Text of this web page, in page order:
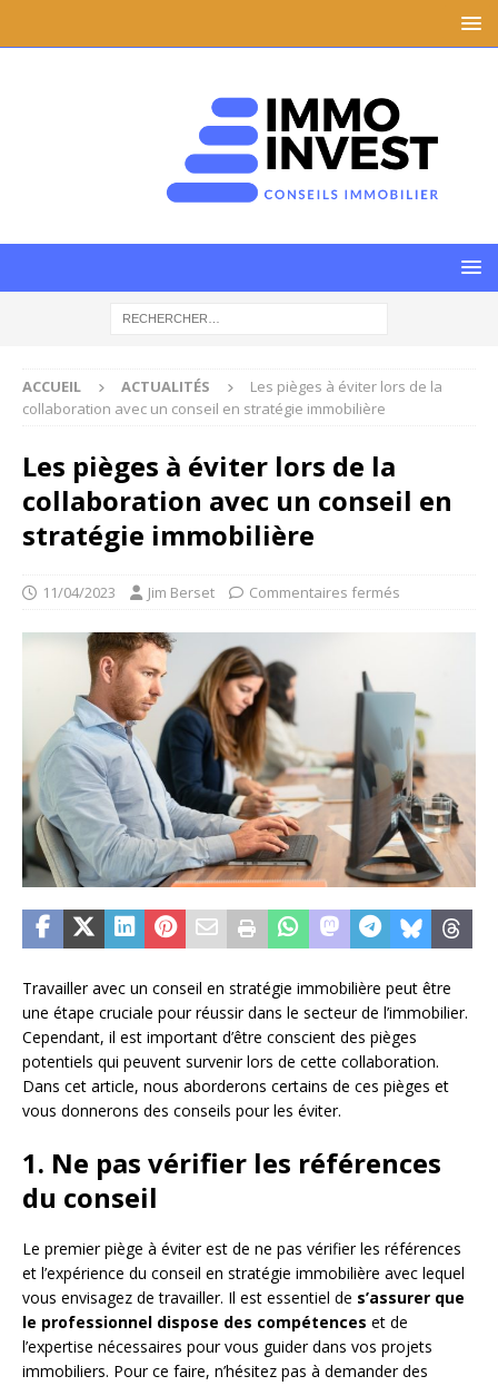
ACCUEIL ACTUALITÉS
Les pièges à éviter lors de la
collaboration avec un conseil en stratégie immobilière
Les pièges à éviter lors de la
collaboration avec un conseil en
stratégie immobilière
11/04/2023 Jim Berset Commentaires fermés
Travailler avec un conseil en stratégie immobilière peut être
une étape cruciale pour réussir dans le secteur de l’immobilier.
Cependant, il est important d’être conscient des pièges
potentiels qui peuvent survenir lors de cette collaboration.
Dans cet article, nous aborderons certains de ces pièges et
vous donnerons des conseils pour les éviter.
1. Ne pas vérifier les références
du conseil
Le premier piège à éviter est de ne pas vérifier les références
et l’expérience du conseil en stratégie immobilière avec lequel
vous envisagez de travailler. Il est essentiel de s’assurer que
le professionnel dispose des compétences et de
l’expertise nécessaires pour vous guider dans vos projets
immobiliers. Pour ce faire, n’hésitez pas à demander des